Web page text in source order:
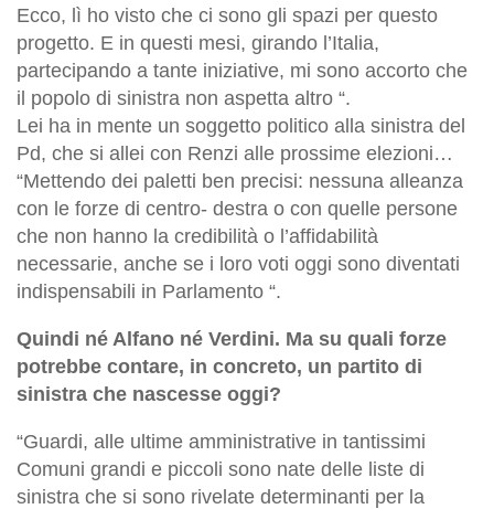
Ecco, lì ho visto che ci sono gli spazi per questo
progetto. E in questi mesi, girando l’Italia,
partecipando a tante iniziative, mi sono accorto che
il popolo di sinistra non aspetta altro “.
Lei ha in mente un soggetto politico alla sinistra del
Pd, che si allei con Renzi alle prossime elezioni…
“Mettendo dei paletti ben precisi: nessuna alleanza
con le forze di centro- destra o con quelle persone
che non hanno la credibilità o l’affidabilità
necessarie, anche se i loro voti oggi sono diventati
indispensabili in Parlamento “.
Quindi né Alfano né Verdini. Ma su quali forze
potrebbe contare, in concreto, un partito di
sinistra che nascesse oggi?
“Guardi, alle ultime amministrative in tantissimi
Comuni grandi e piccoli sono nate delle liste di
sinistra che si sono rivelate determinanti per la